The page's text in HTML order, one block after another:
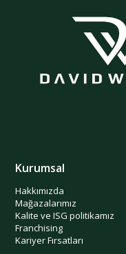
Kurumsal
Hakkımızda
Mağazalarımız
Kalite ve ISG politikamız
Franchising
Kariyer Fırsatları